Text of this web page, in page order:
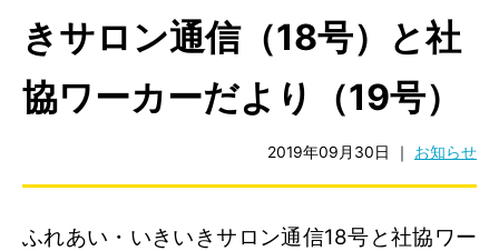
きサロン通信（18号）と社
協ワーカーだより（19号）
2019年09月30日 ｜ お知らせ
ふれあい・いきいきサロン通信18号と社協ワー